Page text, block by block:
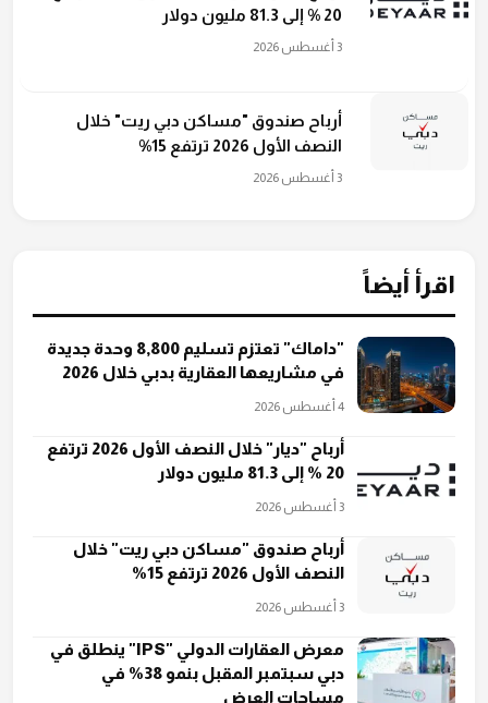
20 % إلى 81.3 مليون دولار
3 أغسطس 2026
أرباح صندوق "مساكن دبي ريت" خلال
النصف الأول 2026 ترتفع 15%
3 أغسطس 2026
اقرأ أيضاً
"داماك" تعتزم تسليم 8,800 وحدة جديدة
في مشاريعها العقارية بدبي خلال 2026
4 أغسطس 2026
أرباح "ديار" خلال النصف الأول 2026 ترتفع
20 % إلى 81.3 مليون دولار
3 أغسطس 2026
أرباح صندوق "مساكن دبي ريت" خلال
النصف الأول 2026 ترتفع 15%
3 أغسطس 2026
معرض العقارات الدولي "IPS" ينطلق في
دبي سبتمبر المقبل بنمو 38% في
مساحات العرض